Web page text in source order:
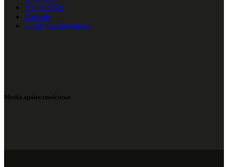
Aktualności
Zawody
Kącik Kolekcjonera
Media społecznościowe